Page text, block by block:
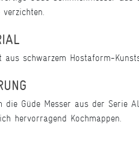
schwarzem Hostaform-
die Güde Messer aus der Serie
hervorragend Kochmappen.